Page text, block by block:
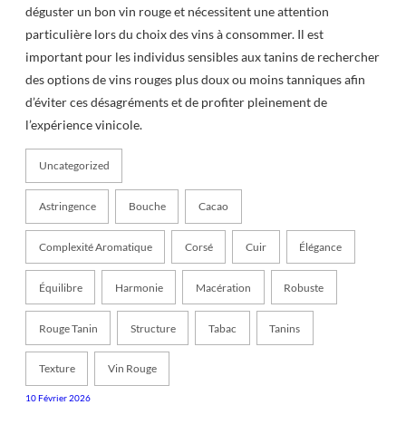
déguster un bon vin rouge et nécessitent une attention
particulière lors du choix des vins à consommer. Il est
important pour les individus sensibles aux tanins de rechercher
des options de vins rouges plus doux ou moins tanniques afin
d’éviter ces désagréments et de profiter pleinement de
l’expérience vinicole.
Uncategorized
Astringence Bouche Cacao
Complexité Aromatique Corsé Cuir Élégance
Équilibre Harmonie Macération Robuste
Rouge Tanin Structure Tabac Tanins
Texture Vin Rouge
10 Février 2026